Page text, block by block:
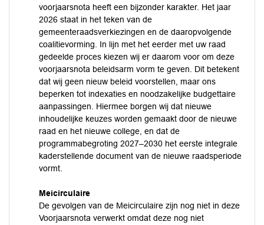
voorjaarsnota heeft een bijzonder karakter. Het jaar
2026 staat in het teken van de
gemeenteraadsverkiezingen en de daaropvolgende
coalitievorming. In lijn met het eerder met uw raad
gedeelde proces kiezen wij er daarom voor om deze
voorjaarsnota beleidsarm vorm te geven. Dit betekent
dat wij geen nieuw beleid voorstellen, maar ons
beperken tot indexaties en noodzakelijke budgettaire
aanpassingen. Hiermee borgen wij dat nieuwe
inhoudelijke keuzes worden gemaakt door de nieuwe
raad en het nieuwe college, en dat de
programmabegroting 2027–2030 het eerste integrale
kaderstellende document van de nieuwe raadsperiode
vormt.
Meicirculaire
De gevolgen van de Meicirculaire zijn nog niet in deze
Voorjaarsnota verwerkt omdat deze nog niet